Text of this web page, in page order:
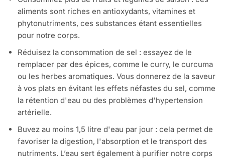
aliments sont riches en antioxydants, vitamines et
phytonutriments, ces substances étant essentielles
pour notre corps.
Réduisez la consommation de sel : essayez de le
remplacer par des épices, comme le curry, le curcuma
ou les herbes aromatiques. Vous donnerez de la saveur
à vos plats en évitant les effets néfastes du sel, comme
la rétention d'eau ou des problèmes d'hypertension
artérielle.
Buvez au moins 1,5 litre d'eau par jour : cela permet de
favoriser la digestion, l'absorption et le transport des
nutriments. L’eau sert également à purifier notre corps